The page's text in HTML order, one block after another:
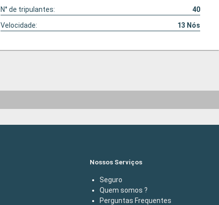
N° de tripulantes:
40
Velocidade: 13 Nós
Nossos Serviços
Seguro
Quem somos ?
Perguntas Frequentes